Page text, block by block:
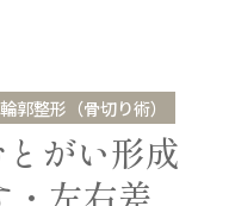
郭整形（骨切り術）
がい形成
・左右差